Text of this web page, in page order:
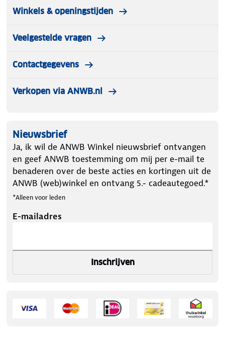
Winkels & openingstijden
Veelgestelde vragen
Contactgegevens
Verkopen via ANWB.nl
Nieuwsbrief
Ja, ik wil de ANWB Winkel nieuwsbrief ontvangen
en geef ANWB toestemming om mij per e-mail te
benaderen over de beste acties en kortingen uit de
ANWB (web)winkel en ontvang 5.- cadeautegoed.*
*Alleen voor leden
E-mailadres
Inschrijven